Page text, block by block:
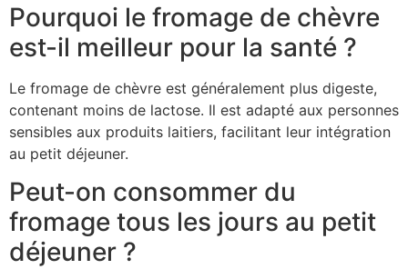
Pourquoi le fromage de chèvre
est-il meilleur pour la santé ?
Le fromage de chèvre est généralement plus digeste,
contenant moins de lactose. Il est adapté aux personnes
sensibles aux produits laitiers, facilitant leur intégration
au petit déjeuner.
Peut-on consommer du
fromage tous les jours au petit
déjeuner ?